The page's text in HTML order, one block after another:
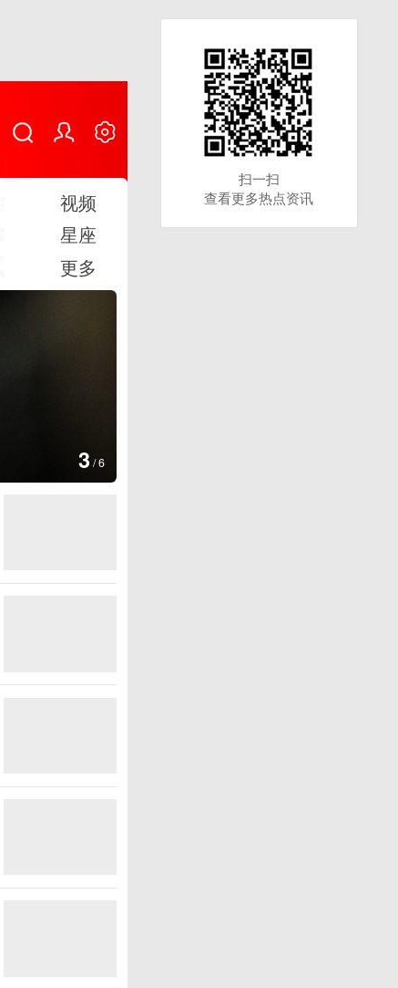
视频
星座
更多
4 /6
扫一扫
查看更多热点资讯
扫一扫
查看更多热点资讯